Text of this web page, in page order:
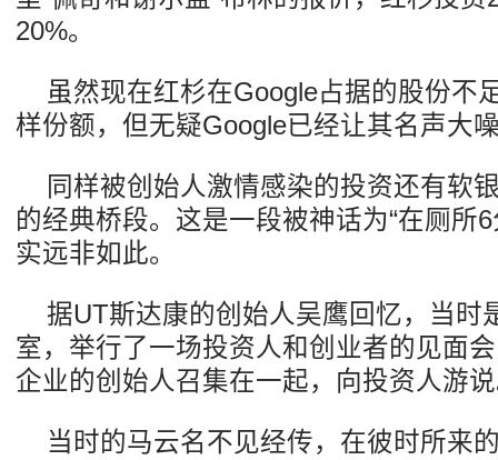
20%。
虽然现在红杉在Google占据的股份不
样份额，但无疑Google已经让其名声大
同样被创始人激情感染的投资还有软
的经典桥段。这是一段被神话为“在厕所
实远非如此。
据UT斯达康的创始人吴鹰回忆，当时
室，举行了一场投资人和创业者的见面
企业的创始人召集在一起，向投资人游
当时的马云名不见经传，在彼时所来